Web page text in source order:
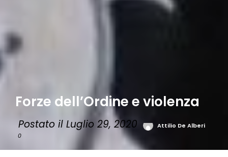
Forze dell’Ordine e violenza
Postato il Luglio 29, 2020
Attilio De Alberi
0